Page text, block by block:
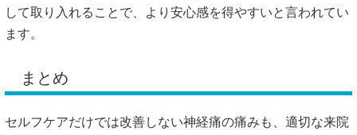
して取り入れることで、より安心感を得やすいと言われてい
ます。
まとめ
セルフケアだけでは改善しない神経痛の痛みも、適切な来院